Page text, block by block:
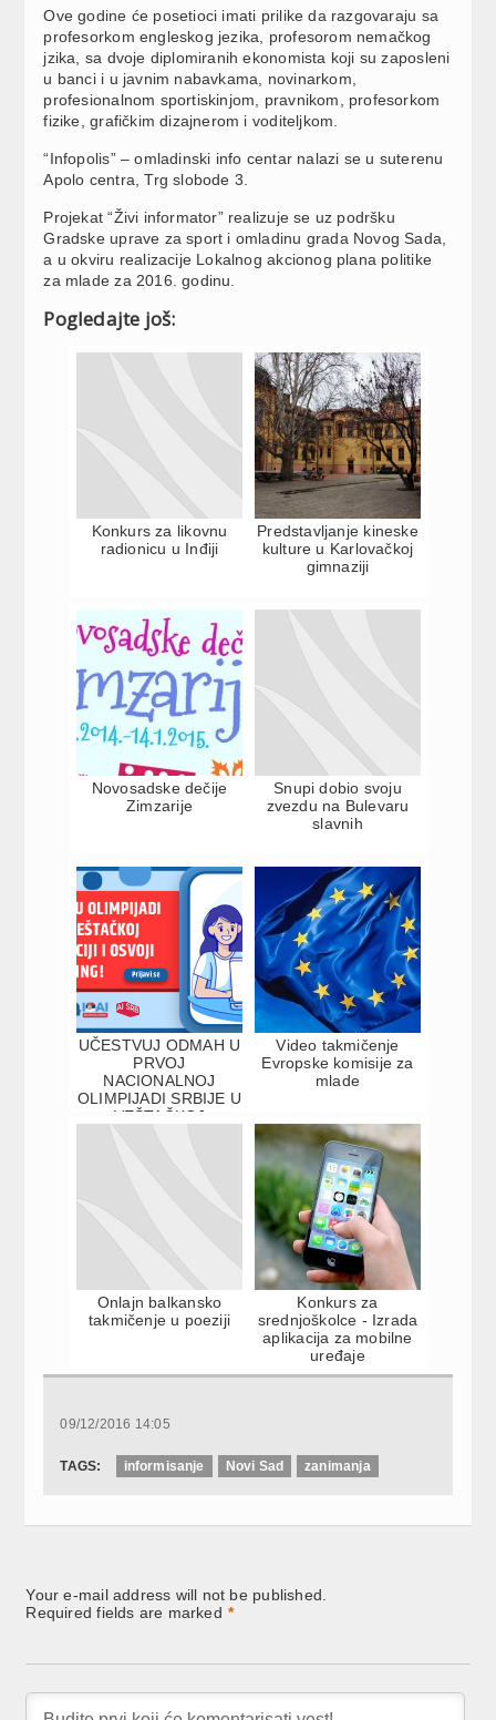
Ove godine će posetioci imati prilike da razgovaraju sa
profesorkom engleskog jezika, profesorom nemačkog
jzika, sa dvoje diplomiranih ekonomista koji su zaposleni
u banci i u javnim nabavkama, novinarkom,
profesionalnom sportiskinjom, pravnikom, profesorkom
fizike, grafičkim dizajnerom i voditeljkom.
“Infopolis” – omladinski info centar nalazi se u suterenu
Apolo centra, Trg slobode 3.
Projekat “Živi informator” realizuje se uz podršku
Gradske uprave za sport i omladinu grada Novog Sada,
a u okviru realizacije Lokalnog akcionog plana politike
za mlade za 2016. godinu.
Pogledajte još:
Konkurs za likovnu
radionicu u Inđiji
Predstavljanje kineske
kulture u Karlovačkoj
gimnaziji
Novosadske dečije
Zimzarije
Snupi dobio svoju
zvezdu na Bulevaru
slavnih
UČESTVUJ ODMAH U
PRVOJ
NACIONALNOJ
OLIMPIJADI SRBIJE U
VEŠTAČKOJ
INTELIGENCIJI –
PREDSTAVLJAJ
Video takmičenje
Evropske komisije za
mlade
Onlajn balkansko
takmičenje u poeziji
Konkurs za
srednjoškolce - Izrada
aplikacija za mobilne
uređaje
09/12/2016 14:05
TAGS: informisanje Novi Sad zanimanja
Your e-mail address will not be published.
Required fields are marked *